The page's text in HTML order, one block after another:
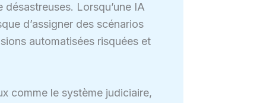
Lorsqu’une IA
d’assigner des scénarios
automatisées risquées et
comme le système judiciaire,